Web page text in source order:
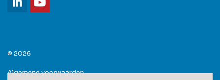
© 2026
Algemene voorwaarden